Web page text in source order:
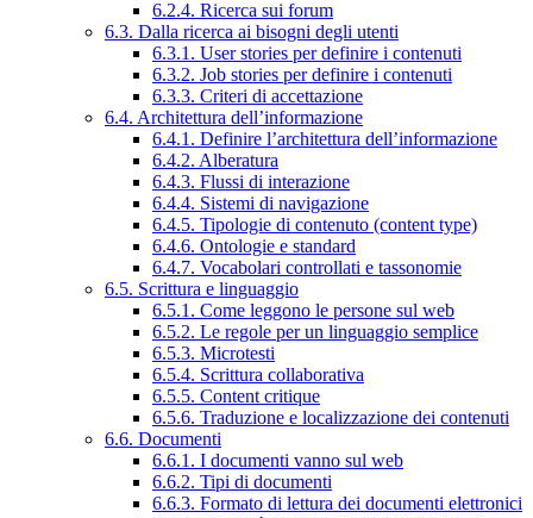
6.2.4. Ricerca sui forum
6.3. Dalla ricerca ai bisogni degli utenti
6.3.1. User stories per definire i contenuti
6.3.2. Job stories per definire i contenuti
6.3.3. Criteri di accettazione
6.4. Architettura dell’informazione
6.4.1. Definire l’architettura dell’informazione
6.4.2. Alberatura
6.4.3. Flussi di interazione
6.4.4. Sistemi di navigazione
6.4.5. Tipologie di contenuto (content type)
6.4.6. Ontologie e standard
6.4.7. Vocabolari controllati e tassonomie
6.5. Scrittura e linguaggio
6.5.1. Come leggono le persone sul web
6.5.2. Le regole per un linguaggio semplice
6.5.3. Microtesti
6.5.4. Scrittura collaborativa
6.5.5. Content critique
6.5.6. Traduzione e localizzazione dei contenuti
6.6. Documenti
6.6.1. I documenti vanno sul web
6.6.2. Tipi di documenti
6.6.3. Formato di lettura dei documenti elettronici